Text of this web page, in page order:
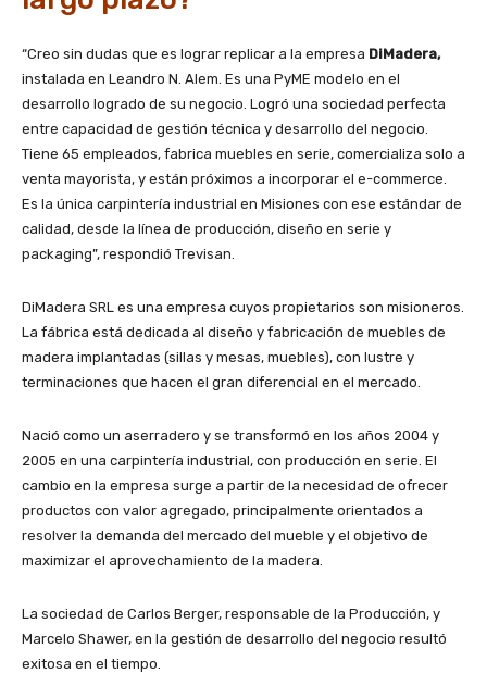
“Creo sin dudas que es lograr replicar a la empresa DiMadera,
instalada en Leandro N. Alem. Es una PyME modelo en el
desarrollo logrado de su negocio. Logró una sociedad perfecta
entre capacidad de gestión técnica y desarrollo del negocio.
Tiene 65 empleados, fabrica muebles en serie, comercializa solo a
venta mayorista, y están próximos a incorporar el e-commerce.
Es la única carpintería industrial en Misiones con ese estándar de
calidad, desde la línea de producción, diseño en serie y
packaging”, respondió Trevisan.
DiMadera SRL es una empresa cuyos propietarios son misioneros.
La fábrica está dedicada al diseño y fabricación de muebles de
madera implantadas (sillas y mesas, muebles), con lustre y
terminaciones que hacen el gran diferencial en el mercado.
Nació como un aserradero y se transformó en los años 2004 y
2005 en una carpintería industrial, con producción en serie. El
cambio en la empresa surge a partir de la necesidad de ofrecer
productos con valor agregado, principalmente orientados a
resolver la demanda del mercado del mueble y el objetivo de
maximizar el aprovechamiento de la madera.
La sociedad de Carlos Berger, responsable de la Producción, y
Marcelo Shawer, en la gestión de desarrollo del negocio resultó
exitosa en el tiempo.